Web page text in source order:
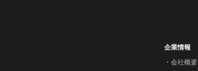
企業情報
会社概要